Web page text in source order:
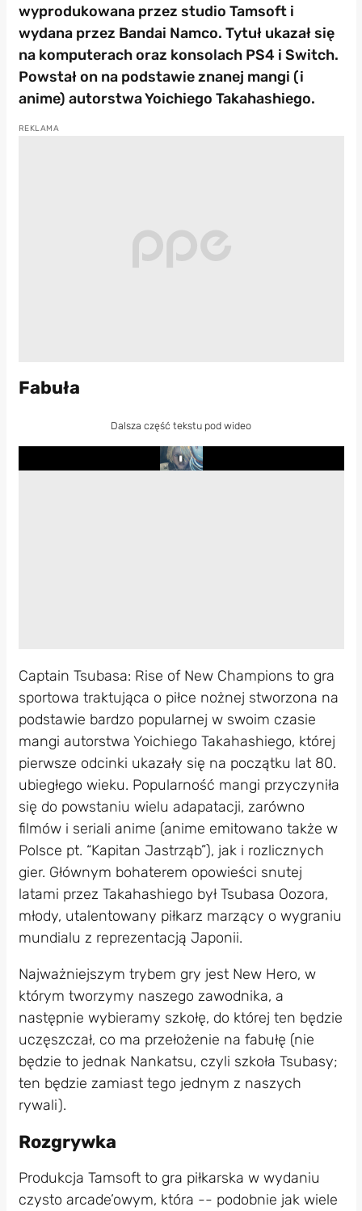
wyprodukowana przez studio Tamsoft i
wydana przez Bandai Namco. Tytuł ukazał się
na komputerach oraz konsolach PS4 i Switch.
Powstał on na podstawie znanej mangi (i
anime) autorstwa Yoichiego Takahashiego.
Fabuła
Dalsza część tekstu pod wideo
Play
Captain Tsubasa: Rise of New Champions to gra
sportowa traktująca o piłce nożnej stworzona na
podstawie bardzo popularnej w swoim czasie
mangi autorstwa Yoichiego Takahashiego, której
pierwsze odcinki ukazały się na początku lat 80.
ubiegłego wieku. Popularność mangi przyczyniła
się do powstaniu wielu adapatacji, zarówno
filmów i seriali anime (anime emitowano także w
Polsce pt. “Kapitan Jastrząb”), jak i rozlicznych
gier. Głównym bohaterem opowieści snutej
latami przez Takahashiego był Tsubasa Oozora,
młody, utalentowany piłkarz marzący o wygraniu
mundialu z reprezentacją Japonii.
Najważniejszym trybem gry jest New Hero, w
którym tworzymy naszego zawodnika, a
następnie wybieramy szkołę, do której ten będzie
uczęszczał, co ma przełożenie na fabułę (nie
będzie to jednak Nankatsu, czyli szkoła Tsubasy;
ten będzie zamiast tego jednym z naszych
rywali).
Rozgrywka
Produkcja Tamsoft to gra piłkarska w wydaniu
czysto arcade’owym, która -- podobnie jak wiele